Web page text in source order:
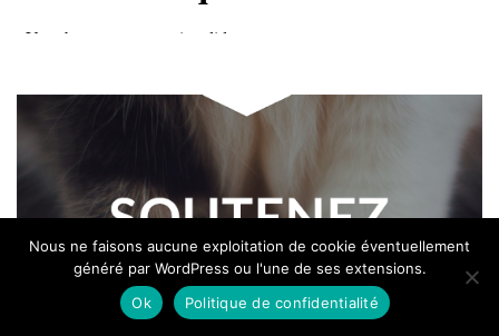
Nous ne faisons aucune exploitation de cookie éventuellement
généré par WordPress ou l'une de ses extensions.
Ok
Politique de confidentialité